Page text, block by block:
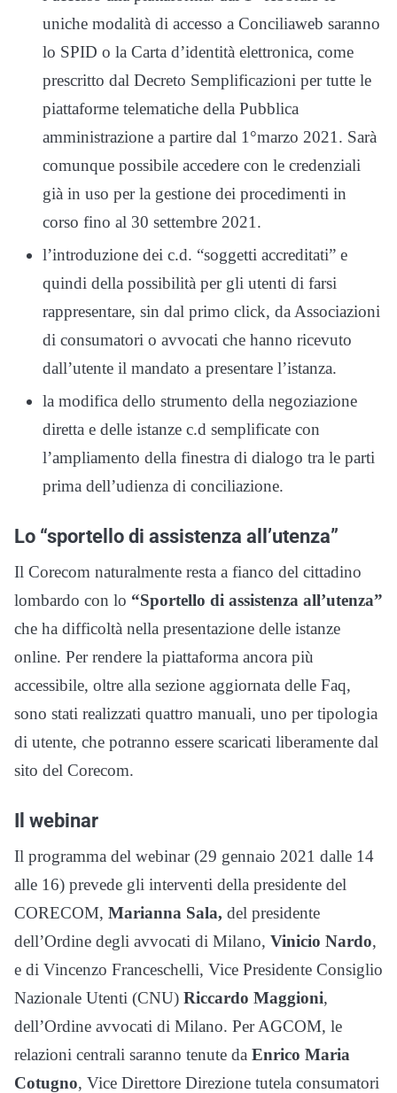
uniche modalità di accesso a Conciliaweb saranno
lo SPID o la Carta d’identità elettronica, come
prescritto dal Decreto Semplificazioni per tutte le
piattaforme telematiche della Pubblica
amministrazione a partire dal 1°marzo 2021. Sarà
comunque possibile accedere con le credenziali
già in uso per la gestione dei procedimenti in
corso fino al 30 settembre 2021.
l’introduzione dei c.d. “soggetti accreditati” e
quindi della possibilità per gli utenti di farsi
rappresentare, sin dal primo click, da Associazioni
di consumatori o avvocati che hanno ricevuto
dall’utente il mandato a presentare l’istanza.
la modifica dello strumento della negoziazione
diretta e delle istanze c.d semplificate con
l’ampliamento della finestra di dialogo tra le parti
prima dell’udienza di conciliazione.
Lo “sportello di assistenza all’utenza”
Il Corecom naturalmente resta a fianco del cittadino
lombardo con lo “Sportello di assistenza all’utenza”
che ha difficoltà nella presentazione delle istanze
online. Per rendere la piattaforma ancora più
accessibile, oltre alla sezione aggiornata delle Faq,
sono stati realizzati quattro manuali, uno per tipologia
di utente, che potranno essere scaricati liberamente dal
sito del Corecom.
Il webinar
Il programma del webinar (29 gennaio 2021 dalle 14
alle 16) prevede gli interventi della presidente del
CORECOM, Marianna Sala, del presidente
dell’Ordine degli avvocati di Milano, Vinicio Nardo,
e di Vincenzo Franceschelli, Vice Presidente Consiglio
Nazionale Utenti (CNU) Riccardo Maggioni,
dell’Ordine avvocati di Milano. Per AGCOM, le
relazioni centrali saranno tenute da Enrico Maria
Cotugno, Vice Direttore Direzione tutela consumatori